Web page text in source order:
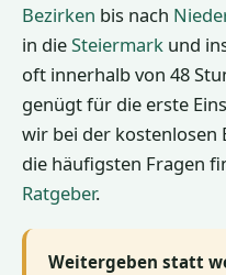
Bezirken bis nach
in dieSteiermark und
oft innerhalb von 48
genügt für die erste
wir bei der
die häufigsten Fragen
Ratgeber.
Weitergeben statt